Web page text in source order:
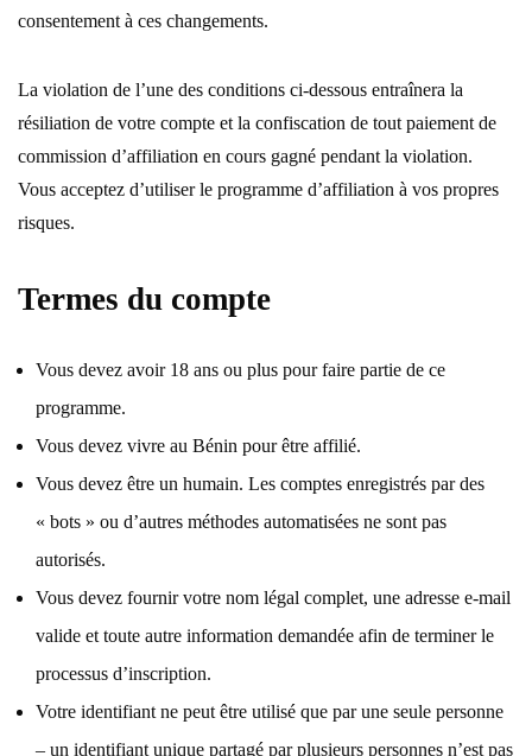
consentement à ces changements.
La violation de l’une des conditions ci-dessous entraînera la
résiliation de votre compte et la confiscation de tout paiement de
commission d’affiliation en cours gagné pendant la violation.
Vous acceptez d’utiliser le programme d’affiliation à vos propres
risques.
Termes du compte
Vous devez avoir 18 ans ou plus pour faire partie de ce
programme.
Vous devez vivre au Bénin pour être affilié.
Vous devez être un humain. Les comptes enregistrés par des
« bots » ou d’autres méthodes automatisées ne sont pas
autorisés.
Vous devez fournir votre nom légal complet, une adresse e-mail
valide et toute autre information demandée afin de terminer le
processus d’inscription.
Votre identifiant ne peut être utilisé que par une seule personne
– un identifiant unique partagé par plusieurs personnes n’est pas